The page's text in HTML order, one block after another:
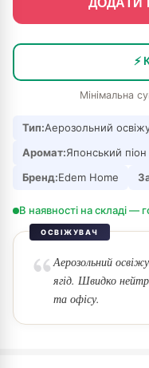
ДОДАТИ
⚡
Мінімальна
Тип:Аерозольний
Аромат:Японський піон
Бренд:Edem Home
В наявності на складі —
ОСВІЖУВАЧ
Аерозольний
ягід. Швидко
та офісу.